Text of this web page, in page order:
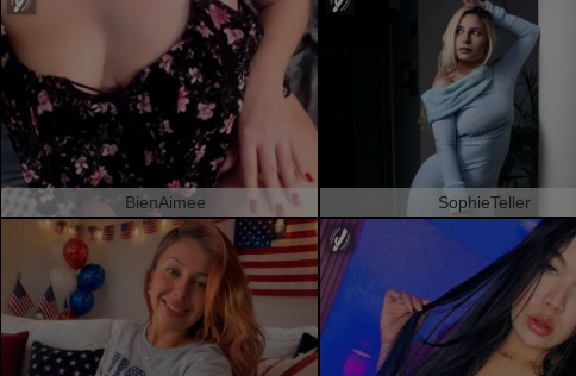
BienAimee SophieTeller